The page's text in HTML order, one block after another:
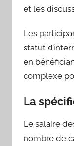
et les
Les
statut
en
complexe
La
Le salaire
nombre de